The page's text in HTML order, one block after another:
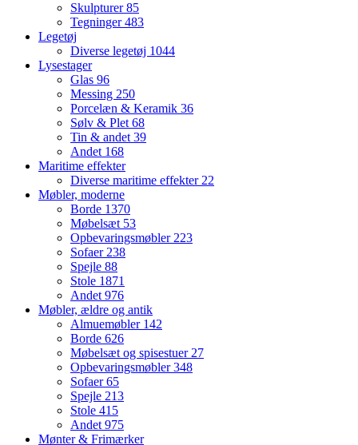
Skulpturer85
Tegninger483
Legetøj
Diverse legetøj 1044
Lysestager
Glas 96
Messing 250
Porcelæn & Keramik 36
Sølv & Plet68
Tin & andet39
Andet 168
Maritime effekter
Diverse maritime effekter22
Møbler, moderne
Borde 1370
Møbelsæt 53
Opbevaringsmøbler223
Sofaer238
Spejle 88
Stole 1871
Andet976
Møbler, ældre og antik
Almuemøbler 142
Borde 626
Møbelsæt og spisestuer27
Opbevaringsmøbler348
Sofaer65
Spejle 213
Stole 415
Andet975
Mønter & Frimærker